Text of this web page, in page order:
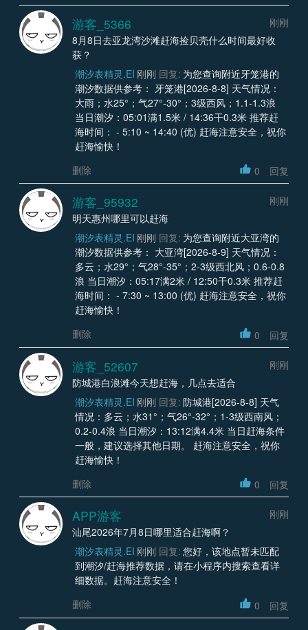
游客_5366
刚刚
8月8日去亚龙湾沙滩赶海捡贝壳什么时间最好收
获？
潮汐表精灵.EI 刚刚 回复: 为您查询附近牙笼港的
潮汐数据供参考： 牙笼港[2026-8-8] 天气情况：
大雨；水25°；气27°-30°；3级西风；1.1-1.3浪
当日潮汐：05:01满1.5米 / 14:36干0.3米 推荐赶
海时间： - 5:10 ~ 14:40 (优) 赶海注意安全，祝你
赶海愉快！
删除
0 回复
游客_95932
刚刚
明天惠州哪里可以赶海
潮汐表精灵.EI 刚刚 回复: 为您查询附近大亚湾的
潮汐数据供参考： 大亚湾[2026-8-9] 天气情况：
多云；水29°；气28°-35°；2-3级西北风；0.6-0.8
浪 当日潮汐：05:17满2米 / 12:50干0.3米 推荐赶
海时间： - 7:30 ~ 13:00 (优) 赶海注意安全，祝你
赶海愉快！
删除
0 回复
游客_52607
刚刚
防城港白浪滩今天想赶海，几点去适合
潮汐表精灵.EI 刚刚 回复: 防城港[2026-8-8] 天气
情况：多云；水31°；气26°-32°；1-3级西南风；
0.2-0.4浪 当日潮汐：13:12满4.4米 当日赶海条件
一般，建议选择其他日期。 赶海注意安全，祝你
赶海愉快！
删除
0 回复
APP游客
刚刚
汕尾2026年7月8日哪里适合赶海啊？
潮汐表精灵.EI 刚刚 回复: 您好，该地点暂未匹配
到潮汐/赶海推荐数据，请在小程序内搜索查看详
细数据。赶海注意安全！
删除
0 回复